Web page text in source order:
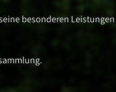
besonderen